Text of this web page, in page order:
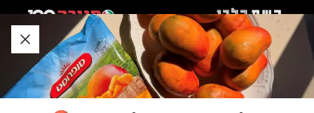
לאזור
תוכן
תחתון
חזרה לעמוד הבית